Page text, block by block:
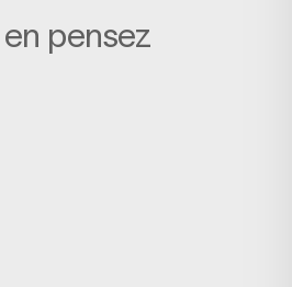
pensez